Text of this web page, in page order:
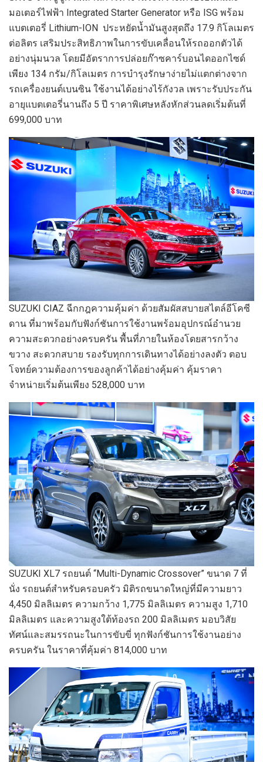
มอเตอร์ไฟฟ้า Integrated Starter Generator หรือ ISG พร้อม
แบตเตอรี่ Lithium-ION ประหยัดน้ำมันสูงสุดถึง 17.9 กิโลเมตร
ต่อลิตร เสริมประสิทธิภาพในการขับเคลื่อนให้รถออกตัวได้
อย่างนุ่มนวล โดยมีอัตราการปล่อยก๊าซคาร์บอนไดออกไซด์
เพียง 134 กรัม/กิโลเมตร การบำรุงรักษาง่ายไม่แตกต่างจาก
รถเครื่องยนต์เบนซิน ใช้งานได้อย่างไร้กังวล เพราะรับประกัน
อายุแบตเตอรี่นานถึง 5 ปี ราคาพิเศษหลังหักส่วนลดเริ่มต้นที่
699,000 บาท
SUZUKI CIAZ ฉีกกฎความคุ้มค่า ด้วยสัมผัสสบายสไตล์อีโคซี
ดาน ที่มาพร้อมกับฟังก์ชันการใช้งานพร้อมอุปกรณ์อำนวย
ความสะดวกอย่างครบครัน พื้นที่ภายในห้องโดยสารกว้าง
ขวาง สะดวกสบาย รองรับทุกการเดินทางได้อย่างลงตัว ตอบ
โจทย์ความต้องการของลูกค้าได้อย่างคุ้มค่า คุ้มราคา
จำหน่ายเริ่มต้นเพียง 528,000 บาท
SUZUKI XL7 รถยนต์ “Multi-Dynamic Crossover” ขนาด 7 ที่
นั่ง รถยนต์สำหรับครอบครัว มิติรถขนาดใหญ่ที่มีความยาว
4,450 มิลลิเมตร ความกว้าง 1,775 มิลลิเมตร ความสูง 1,710
มิลลิเมตร และความสูงใต้ท้องรถ 200 มิลลิเมตร มอบวิสัย
ทัศน์และสมรรถนะในการขับขี่ ทุกฟังก์ชันการใช้งานอย่าง
ครบครัน ในราคาที่คุ้มค่า 814,000 บาท